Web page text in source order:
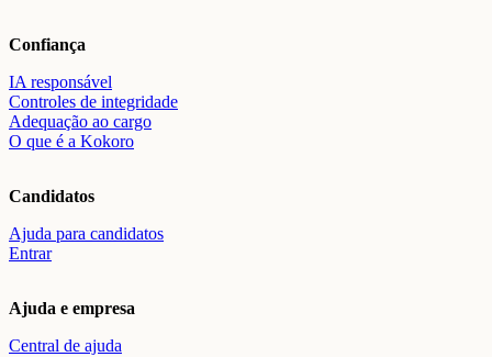
Confiança
IA responsável
Controles de integridade
Adequação ao cargo
O que é a Kokoro
Candidatos
Ajuda para candidatos
Entrar
Ajuda e empresa
Central de ajuda